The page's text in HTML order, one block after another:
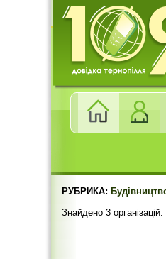
РУБРИКА:
Знайдено 3 організацій: